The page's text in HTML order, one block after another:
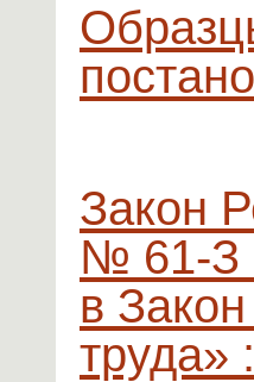
Закон
№ 61-З
в
труда» :